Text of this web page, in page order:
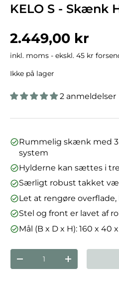
KELO S - Skænk
Normalpris
2.449,00 kr
inkl. moms - ekskl. 45 kr
Ikke på lager
2 anmeldelser
Rummelig skænk med
system
Hylderne kan sættes i
Særligt robust takket
Let at rengøre
Stel og front er lavet af
Mål (B x D x H): 160 x 40
Antal
Reducer mængden
Forøg